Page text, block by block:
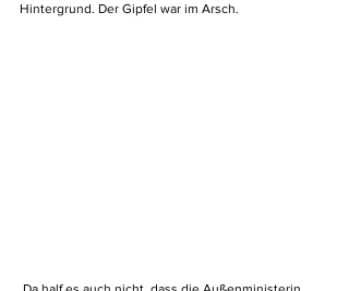
Hintergrund. Der Gipfel war im Arsch.